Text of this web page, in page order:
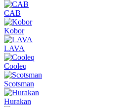
CAB
Kobor
LAVA
Cooleq
Scotsman
Hurakan